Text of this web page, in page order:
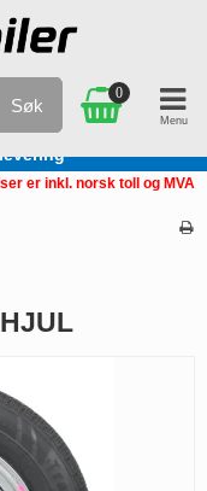
Søk
0
er inkl. norsk toll og MVA